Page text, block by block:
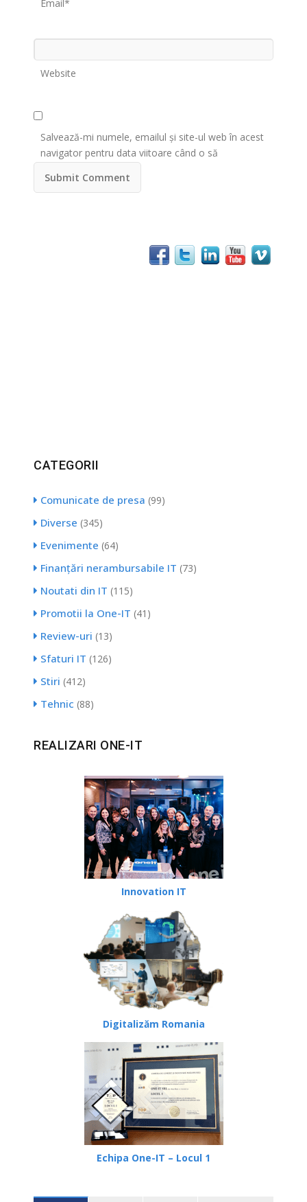
Email*
Website
Salvează-mi numele, emailul și site-ul web în acest
navigator pentru data viitoare când o să
CATEGORII
Comunicate de presa (99)
Diverse (345)
Evenimente (64)
Finanțări nerambursabile IT (73)
Noutati din IT (115)
Promotii la One-IT (41)
Review-uri (13)
Sfaturi IT (126)
Stiri (412)
Tehnic (88)
REALIZARI ONE-IT
Innovation IT
Digitalizăm Romania
Echipa One-IT – Locul 1